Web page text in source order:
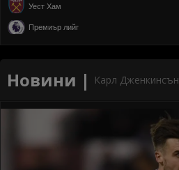
Уест Хам
Премиър лийг
Новини | Карл Дженкинсън